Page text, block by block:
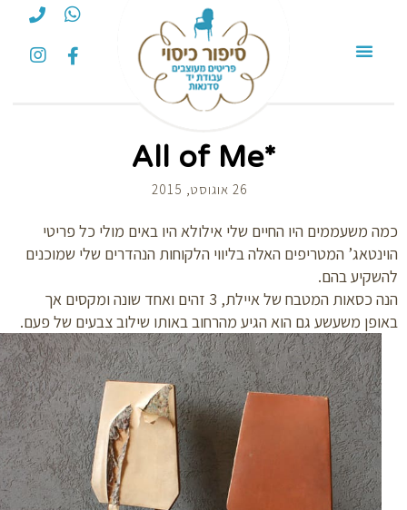
משעממים היו החיים שלי אילולא היו באים מולי כל פריטי
המטריפים האלה בליווי הלקוחות הנהדרים שלי שמוכנים
בהם.
הנה כסאות המטבח של איילת, 3 זהים ואחד שונה ומקסים אך
משעשע גם הוא הגיע מהרחוב באותו שילוב צבעים של פעם.